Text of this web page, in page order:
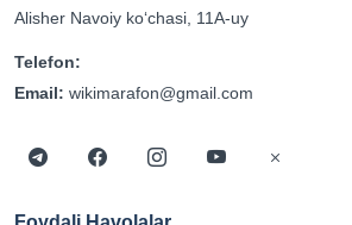
Alisher Navoiy koʻchasi, 11A-uy
Telefon:
Email: wikimarafon@gmail.com